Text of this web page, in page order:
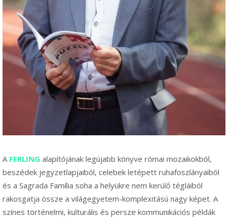
A FERLING alapítójának legújabb könyve római mozaikokból,
beszédek jegyzetlapjaiból, celebek letépett ruhafoszlányaiból
és a Sagrada Família soha a helyükre nem kerülő tégláiból
rakosgatja össze a világegyetem-komplexitású nagy képet. A
színes történelmi, kulturális és persze kommunikációs példák